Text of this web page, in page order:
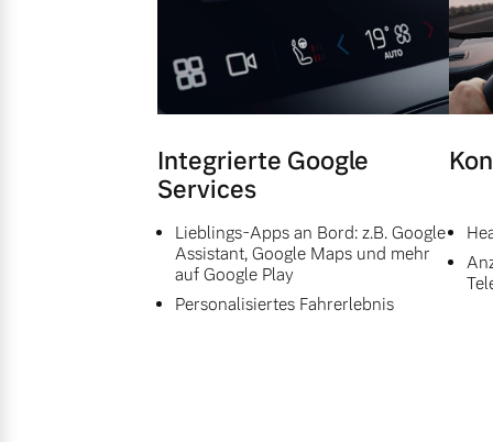
Integrierte Google
Services
Lieblings-Apps an Bord: z.B. Google
Assistant, Google Maps und mehr
auf Google Play
Personalisiertes Fahrerlebnis